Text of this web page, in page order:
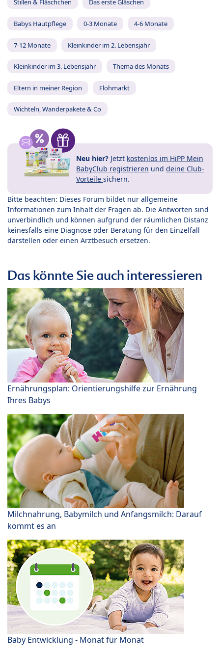
Stillen & Fläschchen Das erste Gläschen
Babys Hautpflege 0-3 Monate 4-6 Monate
7-12 Monate Kleinkinder im 2. Lebensjahr
Kleinkinder im 3. Lebensjahr Thema des Monats
Eltern in meiner Region Flohmarkt
Wichteln, Wanderpakete & Co
Neu hier? Jetzt kostenlos im HiPP Mein
BabyClub registrieren und deine Club-
Vorteile sichern.
Bitte beachten: Dieses Forum bildet nur allgemeine
Informationen zum Inhalt der Fragen ab. Die Antworten sind
unverbindlich und können aufgrund der räumlichen Distanz
keinesfalls eine Diagnose oder Beratung für den Einzelfall
darstellen oder einen Arztbesuch ersetzen.
Das könnte Sie auch interessieren
Ernährungsplan: Orientierungshilfe zur Ernährung
Ihres Babys
Milchnahrung, Babymilch und Anfangsmilch: Darauf
kommt es an
Baby Entwicklung - Monat für Monat